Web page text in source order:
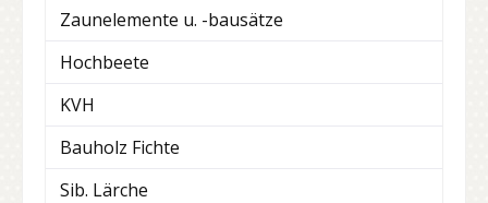
Zaunelemente u. -bausätze
Hochbeete
KVH
Bauholz Fichte
Sib. Lärche